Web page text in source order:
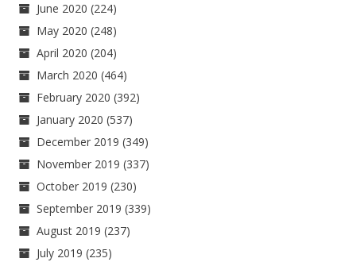
June 2020 (224)
May 2020 (248)
April 2020 (204)
March 2020 (464)
February 2020 (392)
January 2020 (537)
December 2019 (349)
November 2019 (337)
October 2019 (230)
September 2019 (339)
August 2019 (237)
July 2019 (235)